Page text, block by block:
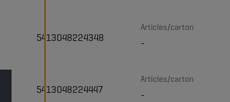
5413048224348
Articles/carton
-
5413048224447
Articles/carton
-